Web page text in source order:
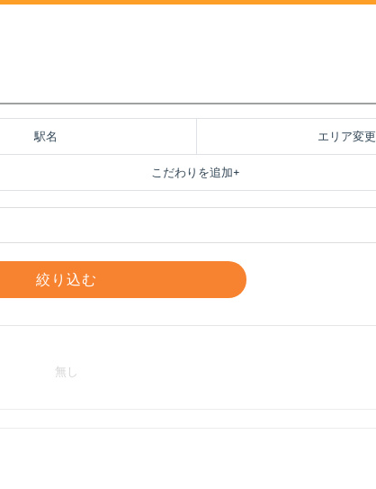
駅名 エリア変更
こだわりを追加
絞り込む
無し